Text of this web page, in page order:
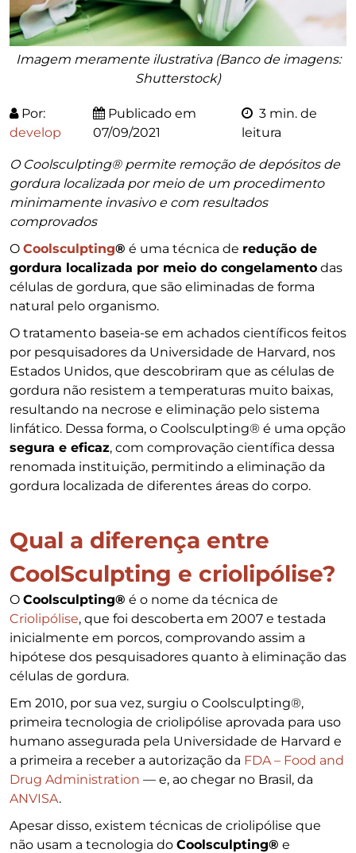
Imagem meramente ilustrativa (Banco de imagens:
Shutterstock)
Por:
develop
Publicado em
07/09/2021
3 min. de
leitura
O Coolsculpting® permite remoção de depósitos de
gordura localizada por meio de um procedimento
minimamente invasivo e com resultados
comprovados
O Coolsculpting® é uma técnica de redução de
gordura localizada por meio do congelamento das
células de gordura, que são eliminadas de forma
natural pelo organismo.
O tratamento baseia-se em achados científicos feitos
por pesquisadores da Universidade de Harvard, nos
Estados Unidos, que descobriram que as células de
gordura não resistem a temperaturas muito baixas,
resultando na necrose e eliminação pelo sistema
linfático. Dessa forma, o Coolsculpting® é uma opção
segura e eficaz, com comprovação científica dessa
renomada instituição, permitindo a eliminação da
gordura localizada de diferentes áreas do corpo.
Qual a diferença entre
CoolSculpting e criolipólise?
O Coolsculpting® é o nome da técnica de
Criolipólise, que foi descoberta em 2007 e testada
inicialmente em porcos, comprovando assim a
hipótese dos pesquisadores quanto à eliminação das
células de gordura.
Em 2010, por sua vez, surgiu o Coolsculpting®,
primeira tecnologia de criolipólise aprovada para uso
humano assegurada pela Universidade de Harvard e
a primeira a receber a autorização da FDA – Food and
Drug Administration — e, ao chegar no Brasil, da
ANVISA.
Apesar disso, existem técnicas de criolipólise que
não usam a tecnologia do Coolsculpting® e